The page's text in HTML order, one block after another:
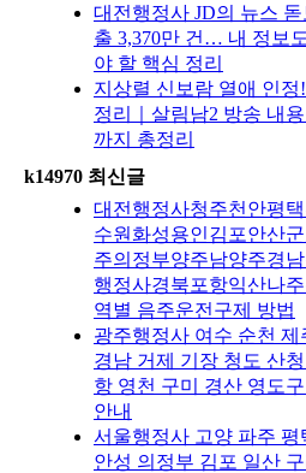
대전행정사 JD의 뉴스
출 3,370만 건… 내 정보
야 할 핵심 정리
지상렬 신보람 열애 인
정리｜살림남2 방송 내
까지 총정리
k14970 최신글
대전행정사청주천안평
수원화성용인김포안산
주의정부양주남양주경
행정사경북포항익산나
역별 음주운전구제 방법
광주행정사 여수 순천
경남 거제 기장 청도 산
항 영천 구미 경산 영도
안내
서울행정사 고양 파주
안성 의정부 김포 일산